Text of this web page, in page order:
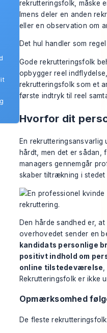
rekrutteringsfolk, måske
Imens deler en anden
eller en observation om
Det hul handler som
Gode rekrutteringsfolk
opbygger reel
rekrutteringsfolk som et
første indtryk til reel
Hvorfor dit
En
hårdt, men det er sådan,
managers gennemgår
skaber tiltrækning i
Den hårde sandhed er,
overhovedet sender en
kandidats personlige
positivt indhold om
online tilstedeværelse,
Rekrutteringsfolk er ikke
Opmærksomhed
De fleste